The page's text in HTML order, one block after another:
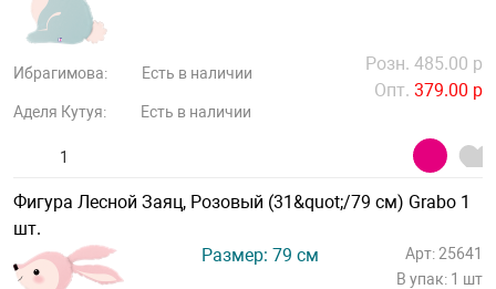
Ибрагимова: Есть в наличии
Аделя Кутуя: Есть в наличии
Розн. 485.00 р
Опт. 379.00 р
Фигура Лесной Заяц, Розовый (31&quot;/79 см) Grabo 1
шт.
Размер: 79 см
Арт: 25641
В упак: 1 шт